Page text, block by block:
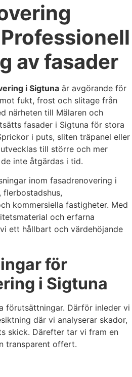
av fasader
i Sigtuna är avgörande för
fukt, frost och slitage från
närheten till Mälaren och
fasader i Sigtuna för stora
i puts, sliten träpanel eller
till större och mer
inte åtgärdas i tid.
inom fasadrenovering i
flerbostadshus,
kommersiella fastigheter. Med
och erfarna
ett hållbart och värdehöjande
för
i Sigtuna
förutsättningar. Därför inleder vi
där vi analyserar skador,
skick. Därefter tar vi fram en
transparent offert.